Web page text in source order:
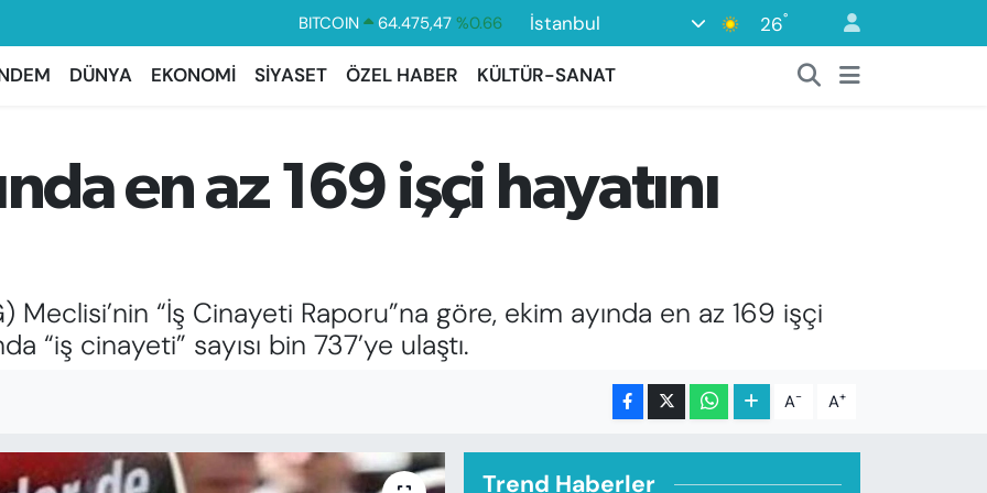
DOLAR
47,5971 %0.05
EURO
55,1336
%0.18
GRAM ALTIN
6518.23
%0.39
BİST100
13.703 %0
İstanbul 26°
DÜNYA EKONOMİ SİYASET ÖZEL HABER KÜLTÜR-SANAT
en az 169 işçi hayatını
Meclisi’nin “İş Cinayeti Raporu”na göre, ekim ayında en az 169 işçi
“iş cinayeti” sayısı bin 737’ye ulaştı.
A- A+
Trend Haberler